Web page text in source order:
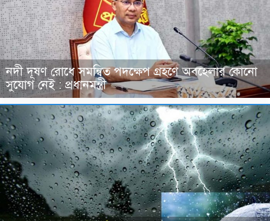
নদী দূষণ রোধে সমন্বিত পদক্ষেপ গ্রহণে অবহেলার কোনো
সুযোগ নেই : প্রধানমন্ত্রী